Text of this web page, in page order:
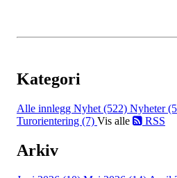
Kategori
Alle innlegg Nyhet (522) Nyheter
Turorientering (7) Vis alle RSS
Arkiv